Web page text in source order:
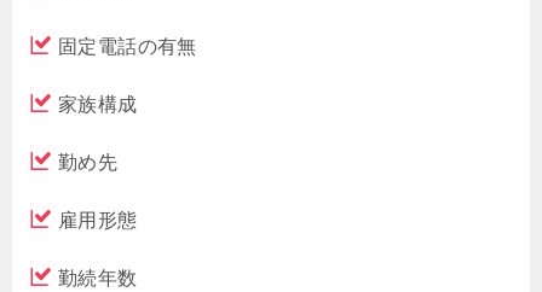
固定電話の有無
家族構成
勤め先
雇用形態
勤続年数